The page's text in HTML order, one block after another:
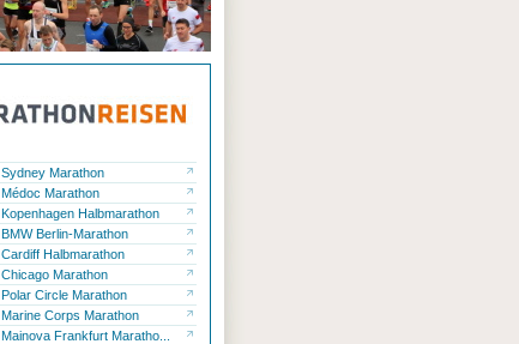
Sydney Marathon
Médoc Marathon
Kopenhagen Halbmarathon
BMW Berlin-Marathon
Cardiff Halbmarathon
Chicago Marathon
Polar Circle Marathon
Marine Corps Marathon
Mainova Frankfurt Maratho...